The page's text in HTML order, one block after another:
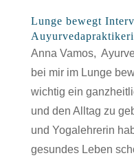
Lunge bewegt
Anna Vamos,
bei mir im Lunge
wichtig ein
und den Alltag zu
und Yogalehrerin
gesundes Leben